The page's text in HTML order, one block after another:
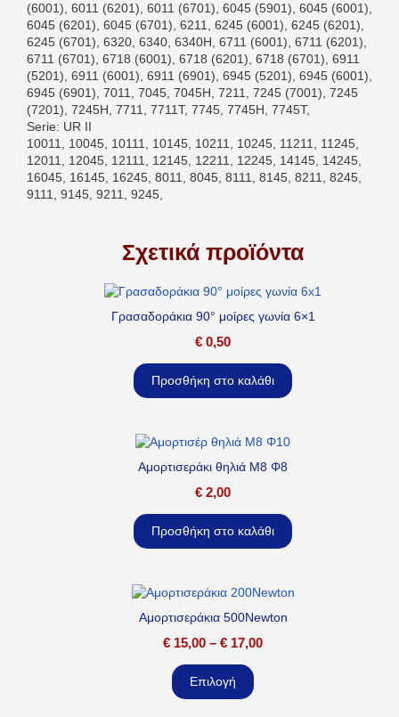
(6001), 6011 (6201), 6011 (6701), 6045 (5901), 6045 (6001),
6045 (6201), 6045 (6701), 6211, 6245 (6001), 6245 (6201),
6245 (6701), 6320, 6340, 6340H, 6711 (6001), 6711 (6201),
6711 (6701), 6718 (6001), 6718 (6201), 6718 (6701), 6911
(5201), 6911 (6001), 6911 (6901), 6945 (5201), 6945 (6001),
6945 (6901), 7011, 7045, 7045H, 7211, 7245 (7001), 7245
(7201), 7245H, 7711, 7711T, 7745, 7745H, 7745T,
Serie: UR II
10011, 10045, 10111, 10145, 10211, 10245, 11211, 11245,
12011, 12045, 12111, 12145, 12211, 12245, 14145, 14245,
16045, 16145, 16245, 8011, 8045, 8111, 8145, 8211, 8245,
9111, 9145, 9211, 9245,
Σχετικά προϊόντα
Γρασαδοράκια 90° μοίρες γωνία 6×1
€ 0,50
Προσθήκη στο καλάθι
Αμορτισεράκι θηλιά M8 Φ8
€ 2,00
Προσθήκη στο καλάθι
Αμορτισεράκια 500Newton
€ 15,00 – € 17,00
Επιλογή